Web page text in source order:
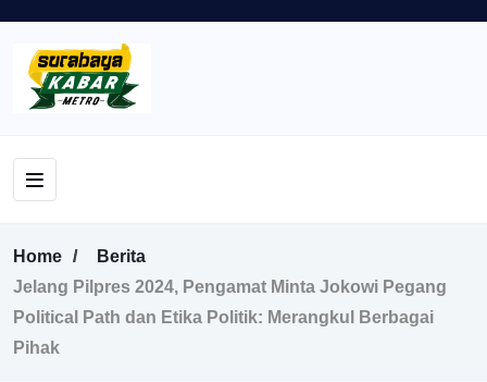
Home
Berita
Jelang Pilpres 2024, Pengamat Minta Jokowi Pegang
Political Path dan Etika Politik: Merangkul Berbagai
Pihak